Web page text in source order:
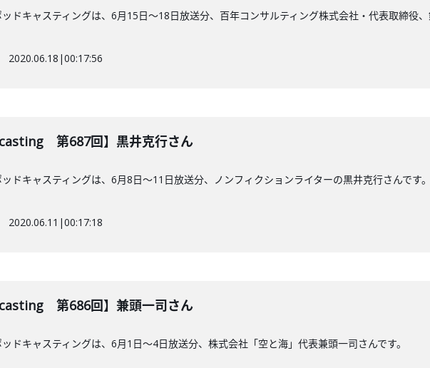
ドキャスティングは、6月15日〜18日放送分、百年コンサルティング株式会社・代表取締役
2020.06.18 |00:17:56
第687回】黒井克行さん
ドキャスティングは、6月8日〜11日放送分、ノンフィクションライターの黒井克行さんです
2020.06.11 |00:17:18
第686回】兼頭一司さん
ドキャスティングは、6月1日〜4日放送分、株式会社「空と海」代表兼頭一司さんです。